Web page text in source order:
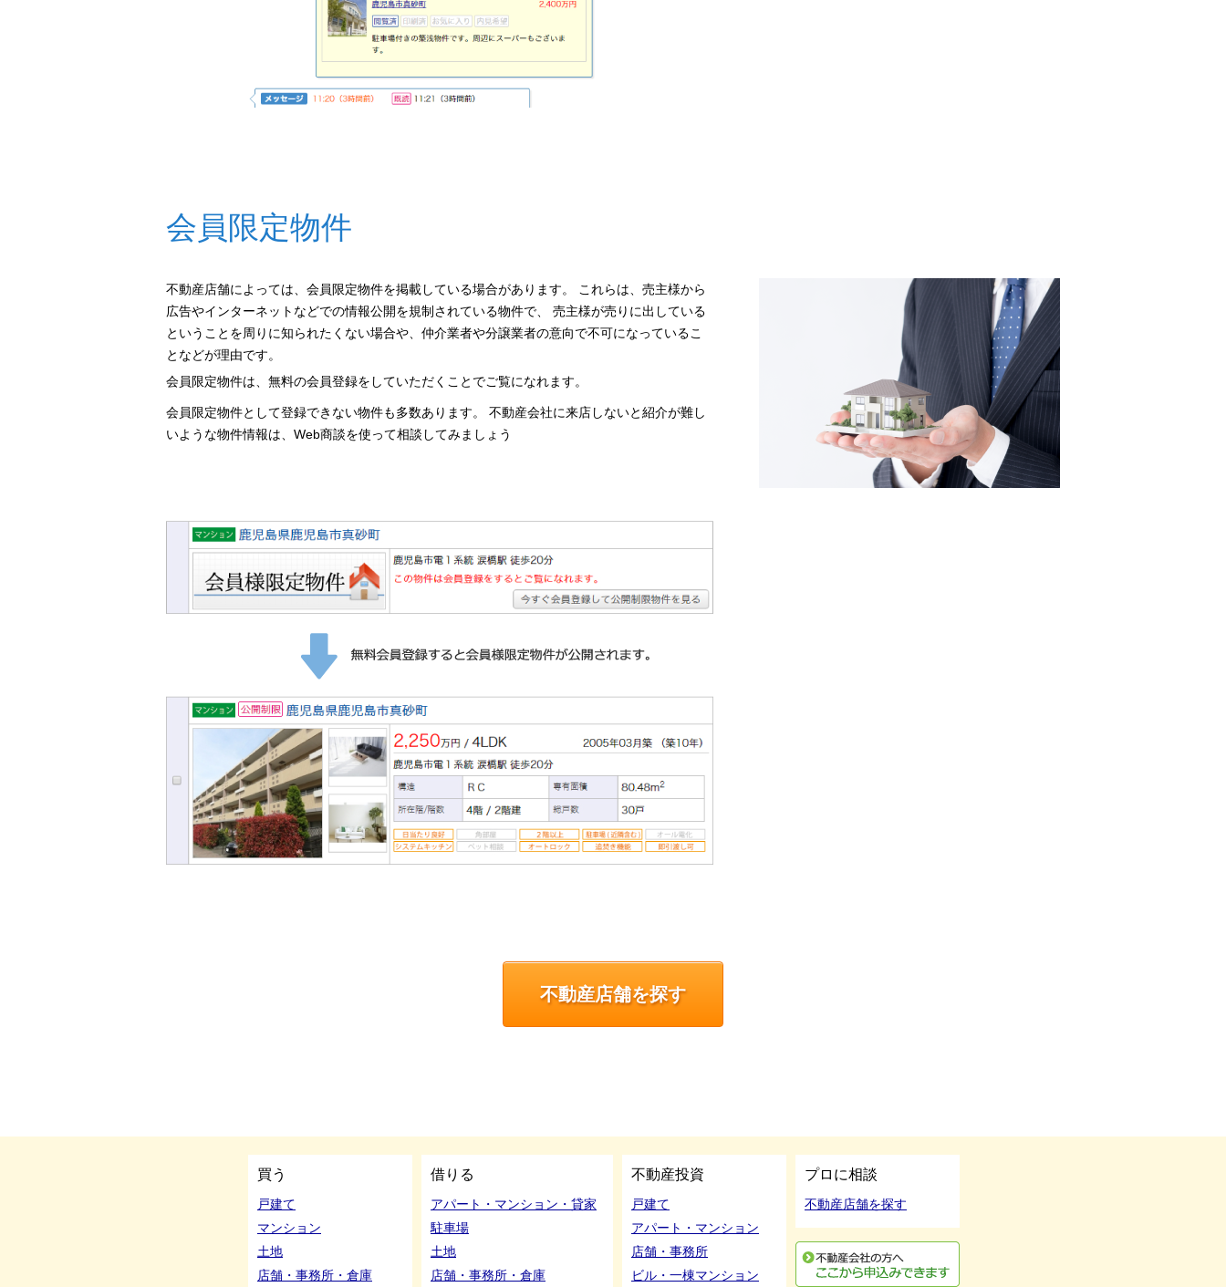
会員限定物件
不動産店舗によっては、会員限定物件を掲載している場合があります。 これらは、売主様から
広告やインターネットなどでの情報公開を規制されている物件で、 売主様が売りに出している
ということを周りに知られたくない場合や、仲介業者や分譲業者の意向で不可になっているこ
となどが理由です。
会員限定物件は、無料の会員登録をしていただくことでご覧になれます。
会員限定物件として登録できない物件も多数あります。 不動産会社に来店しないと紹介が難し
いような物件情報は、Web商談を使って相談してみましょう
不動産店舗を探す
買う
戸建て
マンション
土地
店舗・事務所・倉庫
借りる
アパート・マンション・貸家
駐車場
土地
店舗・事務所・倉庫
不動産投資
戸建て
アパート・マンション
店舗・事務所
ビル・一棟マンション
プロに相談
不動産店舗を探す